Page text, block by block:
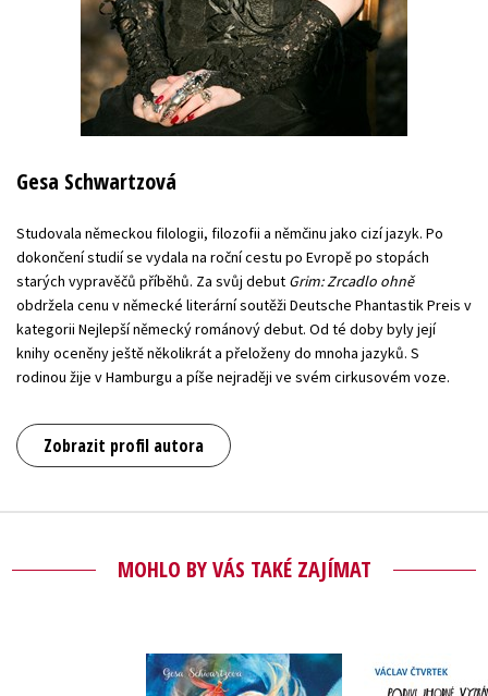
Gesa Schwartzová
Studovala německou filologii, filozofii a němčinu jako cizí jazyk. Po
dokončení studií se vydala na roční cestu po Evropě po stopách
starých vypravěčů příběhů. Za svůj debut Grim: Zrcadlo ohně
obdržela cenu v německé literární soutěži Deutsche Phantastik Preis v
kategorii Nejlepší německý románový debut. Od té doby byly její
knihy oceněny ještě několikrát a přeloženy do mnoha jazyků. S
rodinou žije v Hamburgu a píše nejraději ve svém cirkusovém voze.
Zobrazit profil autora
MOHLO BY VÁS TAKÉ ZAJÍMAT